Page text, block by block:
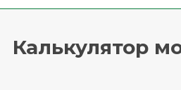
Калькулятор